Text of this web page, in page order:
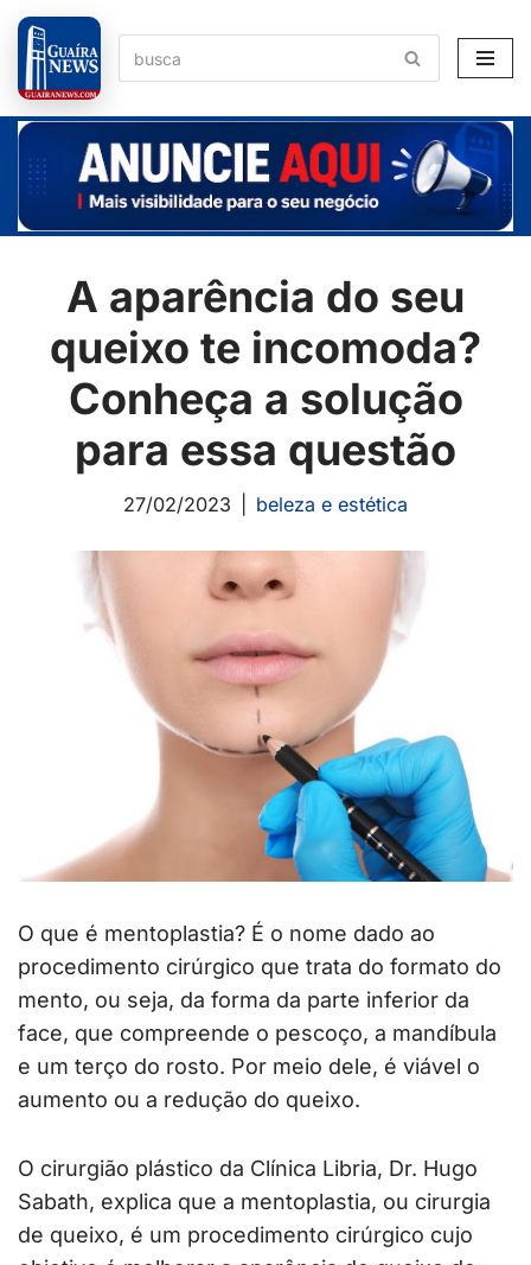
Pular
para
o
conteúdo
A aparência do seu
queixo te incomoda?
Conheça a solução
para essa questão
27/02/2023 beleza e estética
O que é mentoplastia? É o nome dado ao
procedimento cirúrgico que trata do formato do
mento, ou seja, da forma da parte inferior da
face, que compreende o pescoço, a mandíbula
e um terço do rosto. Por meio dele, é viável o
aumento ou a redução do queixo.
O cirurgião plástico da Clínica Libria, Dr. Hugo
Sabath, explica que a mentoplastia, ou cirurgia
de queixo, é um procedimento cirúrgico cujo